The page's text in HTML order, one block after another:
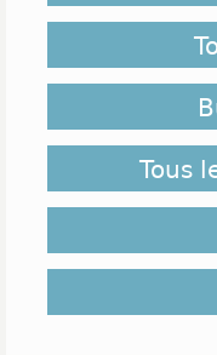
Tous